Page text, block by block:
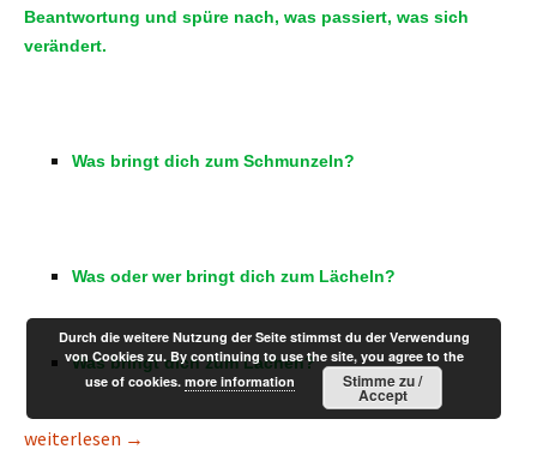
Beantwortung und spüre nach, was passiert, was sich
verändert.
Was bringt dich zum Schmunzeln?
Was oder wer bringt dich zum Lächeln?
Was bringt dich zum Lachen?
weiterlesen →
Durch die weitere Nutzung der Seite stimmst du der Verwendung
von Cookies zu. By continuing to use the site, you agree to the
use of cookies.more information Stimme zu /
Accept